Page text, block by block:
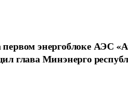
первом энергоблоке АЭС
глава Минэнерго